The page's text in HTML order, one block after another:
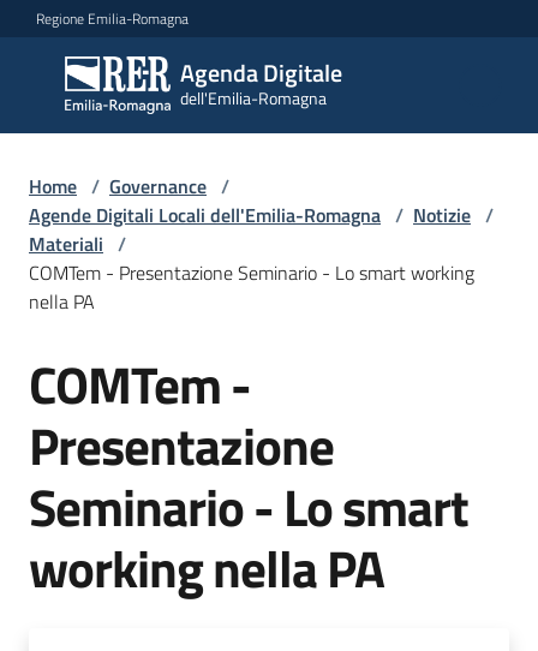
Vai al contenuto
Vai alla navigazione
Vai al footer
Regione Emilia-Romagna
Agenda Digitale
dell'Emilia-Romagna
Agenda
Digitale
dell'Emilia-
Novità
Menu selezionato
Dati
territorio
Home / Governance /
Agende Digitali Locali dell'Emilia-Romagna / Notizie /
Materiali /
COMTem - Presentazione Seminario - Lo smart working
nella PA
COMTem -
Presentazione
Seminario - Lo smart
working nella PA